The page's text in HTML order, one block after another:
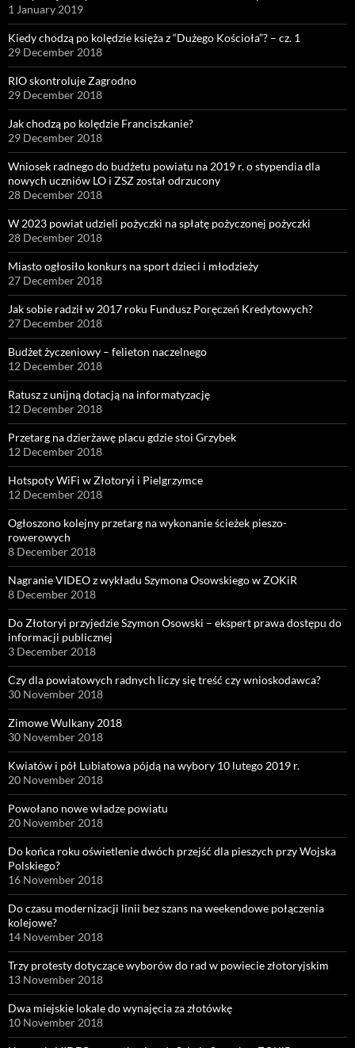
1 January 2019
Kiedy chodzą po kolędzie księża z “Dużego Kościoła”? – cz. 1
29 December 2018
RIO skontroluje Zagrodno
29 December 2018
Jak chodzą po kolędzie Franciszkanie?
29 December 2018
Wniosek radnego do budżetu powiatu na 2019 r. o stypendia dla
nowych uczniów LO i ZSZ został odrzucony
28 December 2018
W 2023 powiat udzieli pożyczki na spłatę pożyczonej pożyczki
28 December 2018
Miasto ogłosiło konkurs na sport dzieci i młodzieży
27 December 2018
Jak sobie radził w 2017 roku Fundusz Poręczeń Kredytowych?
27 December 2018
Budżet życzeniowy – felieton naczelnego
12 December 2018
Ratusz z unijną dotacją na informatyzację
12 December 2018
Przetarg na dzierżawę placu gdzie stoi Grzybek
12 December 2018
Hotspoty WiFi w Złotoryi i Pielgrzymce
12 December 2018
Ogłoszono kolejny przetarg na wykonanie ścieżek pieszo-
rowerowych
8 December 2018
Nagranie VIDEO z wykładu Szymona Osowskiego w ZOKiR
8 December 2018
Do Złotoryi przyjedzie Szymon Osowski – ekspert prawa dostępu do
informacji publicznej
3 December 2018
Czy dla powiatowych radnych liczy się treść czy wnioskodawca?
30 November 2018
Zimowe Wulkany 2018
30 November 2018
Kwiatów i pół Lubiatowa pójdą na wybory 10 lutego 2019 r.
20 November 2018
Powołano nowe władze powiatu
20 November 2018
Do końca roku oświetlenie dwóch przejść dla pieszych przy Wojska
Polskiego?
16 November 2018
Do czasu modernizacji linii bez szans na weekendowe połączenia
kolejowe?
14 November 2018
Trzy protesty dotyczące wyborów do rad w powiecie złotoryjskim
13 November 2018
Dwa miejskie lokale do wynajęcia za złotówkę
10 November 2018